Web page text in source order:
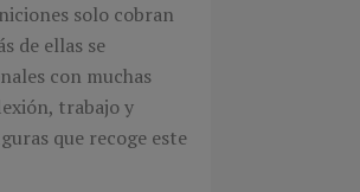
solo cobran
de ellas se
con muchas
trabajo y
que recoge este